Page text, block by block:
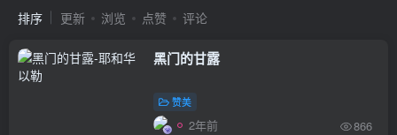
排序 更新 浏览 点赞 评论
黑门的甘露
赞美
2年前 866